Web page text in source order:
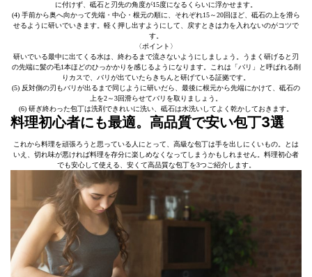
に付けず、砥石と刃先の角度が15度になるくらいに浮かせます。
(4) 手前から奥へ向かって先端・中心・根元の順に、それぞれ15～20回ほど、砥石の上を滑ら
せるように研いでいきます。軽く押し出すようにして、戻すときは力を入れないのがコツで
す。
〈ポイント〉
研いでいる最中に出てくる水は、終わるまで流さないようにしましょう。うまく研げると刃
の先端に髪の毛1本ほどのひっかかりを感じるようになります。これは「バリ」と呼ばれる削
りカスで、バリが出ていたらきちんと研げている証拠です。
(5) 反対側の刃もバリが出るまで同じように研いだら、最後に根元から先端にかけて、砥石の
上を2～3回滑らせてバリを取りましょう。
(6) 研ぎ終わった包丁は洗剤できれいに洗い、砥石は水洗いしてよく乾かしておきます。
料理初心者にも最適。高品質で安い包丁3選
これから料理を頑張ろうと思っている人にとって、高級な包丁は手を出しにくいもの。とは
いえ、切れ味が悪ければ料理を存分に楽しめなくなってしまうかもしれません。料理初心者
でも安心して使える、安くて高品質な包丁を3つご紹介します。